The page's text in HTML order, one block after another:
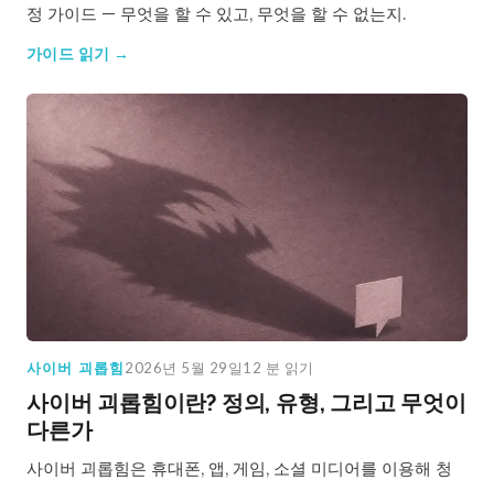
정 가이드 — 무엇을 할 수 있고, 무엇을 할 수 없는지.
가이드 읽기 →
사이버 괴롭힘2026년 5월 29일12 분 읽기
사이버 괴롭힘이란? 정의, 유형, 그리고 무엇이
다른가
사이버 괴롭힘은 휴대폰, 앱, 게임, 소셜 미디어를 이용해 청